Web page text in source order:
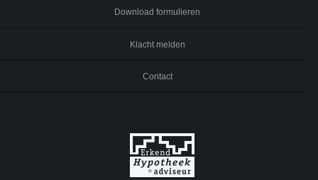
Download formulieren
Klacht melden
Contact